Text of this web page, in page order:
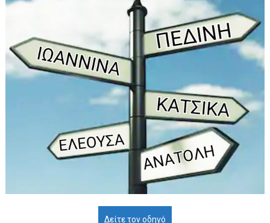
Δείτε τον οδηγό